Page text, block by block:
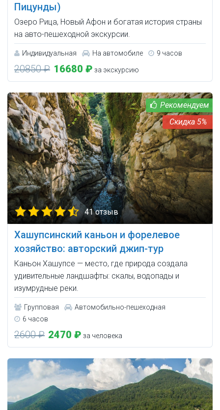
Пицунды)
Озеро Рица, Новый Афон и богатая история страны
на авто-пешеходной экскурсии.
Индивидуальная На автомобиле 9 часов
20850 ₽ 16680 ₽ за экскурсию
5%
41 отзыв
Хашупсинский каньон и форелевое
хозяйство: авторский джип-тур
Каньон Хашупсе — место, где природа создала
удивительные ландшафты: скалы, водопады и
изумрудные реки.
Групповая
Автомобильно-пешеходная
6 часов
2600 ₽ 2470 ₽ за человека